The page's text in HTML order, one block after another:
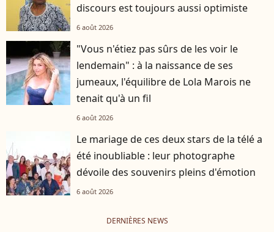
discours est toujours aussi optimiste
6 août 2026
"Vous n'étiez pas sûrs de les voir le
lendemain" : à la naissance de ses
jumeaux, l'équilibre de Lola Marois ne
tenait qu'à un fil
6 août 2026
Le mariage de ces deux stars de la télé a
été inoubliable : leur photographe
dévoile des souvenirs pleins d'émotion
6 août 2026
DERNIÈRES NEWS